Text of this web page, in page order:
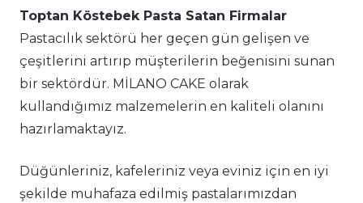
Toptan Köstebek Pasta Satan Firmalar
Pastacılık sektörü her geçen gün gelişen ve
çeşitlerini artırıp müşterilerin beğenisini sunan
bir sektördür. MİLANO CAKE olarak
kullandığımız malzemelerin en kaliteli olanını
hazırlamaktayız.
Düğünleriniz, kafeleriniz veya eviniz için en iyi
şekilde muhafaza edilmiş pastalarımızdan